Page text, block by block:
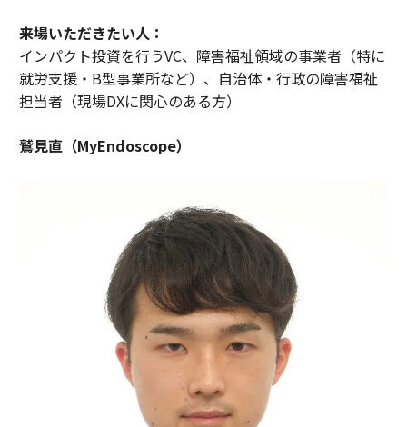
来場いただきたい人：
インパクト投資を行うVC、障害福祉領域の事業者（特に
就労支援・B型事業所など）、自治体・行政の障害福祉
担当者（現場DXに関心のある方）
鷲見直（MyEndoscope）